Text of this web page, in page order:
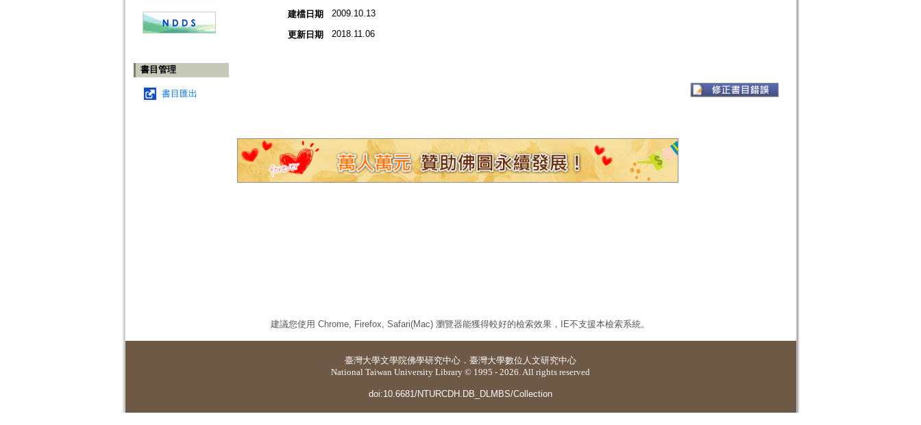
書目管理
書目匯出
建檔日期 2009.10.13
更新日期 2018.11.06
建議您使用 Chrome, Firefox, Safari(Mac) 瀏覽器能獲得較好的檢索效果，IE不支援本檢索系統。
臺灣大學文學院佛學研究中心 ． 臺灣大學數位人文研究中心
National Taiwan University Library © 1995 - 2026. All rights reserved
doi:10.6681/NTURCDH.DB_DLMBS/Collection